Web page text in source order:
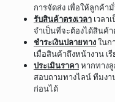
การจัดส่ง เพื่อให้ลูกค้า
รับสินค้าตรงเวลา เวลา
จำเป็นที่จะต้องได้สินค้า
ชำระเงินปลายทางในก
เมื่อสินค้าถึงหน้างาน เ
ประเมินราคาหากทาง
สอบถามทางไลน์ ทีมง
ก่อนได้